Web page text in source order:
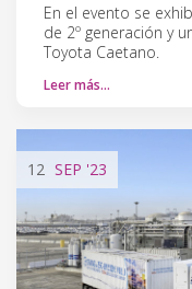
En el evento se
de 2º generación y
Toyota Caetano.
Leer más…
12 SEP '23